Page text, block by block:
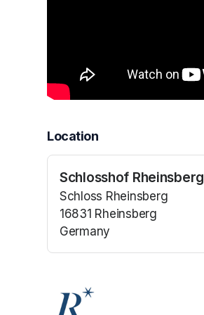
Location
Schlosshof Rheinsberg
Schloss Rheinsberg
16831 Rheinsberg
Germany